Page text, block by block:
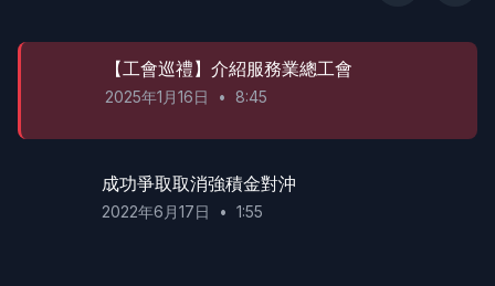
【工會巡禮】介紹服務業總工會
2025年1月16日 • 8:45
成功爭取取消強積金對沖
2022年6月17日 • 1:55